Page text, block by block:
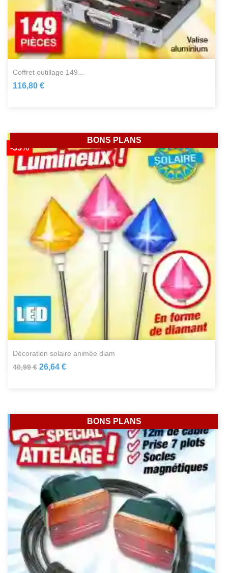
coffret outillage 149...
116,80 €
décoration solaire animée diam
40,99 €
-35%
26,64 €
BONS PLANS
BONS PLANS